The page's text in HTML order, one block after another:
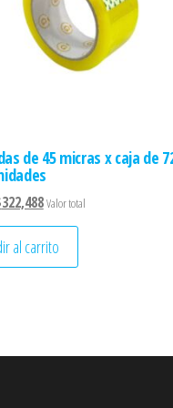
de 45 micras x caja de
precio original era: $350,000.
322,488El precio actual es: $322,488.
Valor total
al carrito